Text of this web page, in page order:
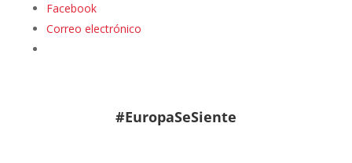
Facebook
Correo electrónico
#EuropaSeSiente